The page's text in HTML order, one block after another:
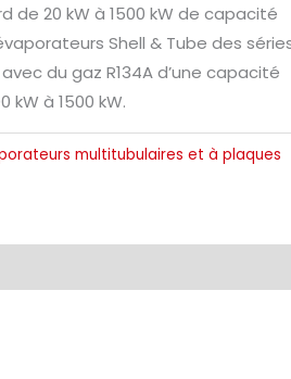
20 kW à 1500 kW de capacité
Shell & Tube des
du gaz R134A d’une capacité
kW à 1500 kW.
multitubulaires et à plaques